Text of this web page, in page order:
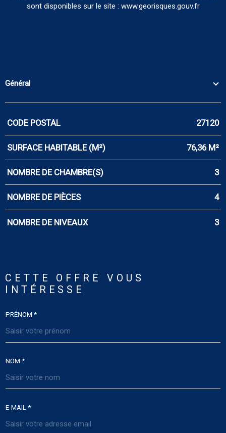
sont disponibles sur le site : www.georisques.gouv.fr
Général
Caractérisque Valeurs
CODE POSTAL 27120
SURFACE HABITABLE (M²) 76,36 M²
NOMBRE DE CHAMBRE(S) 3
NOMBRE DE PIÈCES 4
NOMBRE DE NIVEAUX 3
CETTE OFFRE
VOUS
INTÉRESSE
PRÉNOM *
NOM *
E-MAIL *